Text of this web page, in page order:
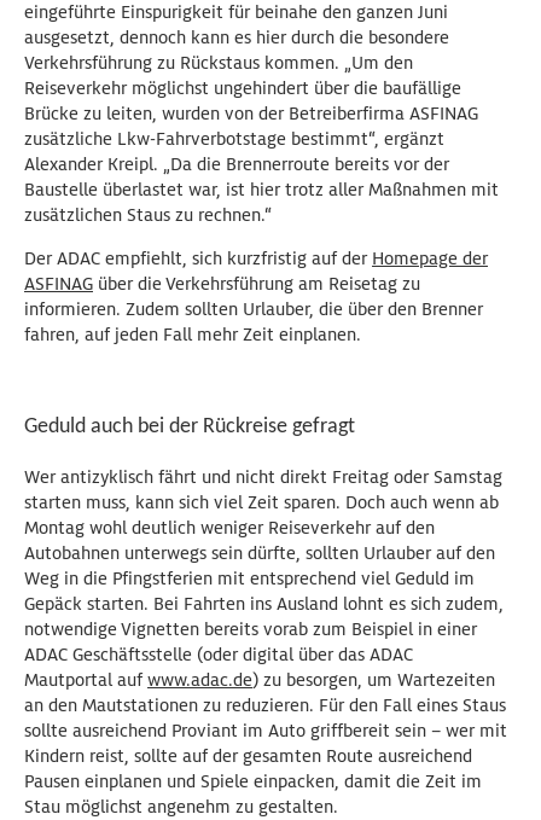
eingeführte Einspurigkeit für beinahe den ganzen Juni
ausgesetzt, dennoch kann es hier durch die besondere
Verkehrsführung zu Rückstaus kommen. „Um den
Reiseverkehr möglichst ungehindert über die baufällige
Brücke zu leiten, wurden von der Betreiberfirma ASFINAG
zusätzliche Lkw-Fahrverbotstage bestimmt“, ergänzt
Alexander Kreipl. „Da die Brennerroute bereits vor der
Baustelle überlastet war, ist hier trotz aller Maßnahmen mit
zusätzlichen Staus zu rechnen.“
Der ADAC empfiehlt, sich kurzfristig auf der Homepage der
ASFINAG über die Verkehrsführung am Reisetag zu
informieren. Zudem sollten Urlauber, die über den Brenner
fahren, auf jeden Fall mehr Zeit einplanen.
Geduld auch bei der Rückreise gefragt
Wer antizyklisch fährt und nicht direkt Freitag oder Samstag
starten muss, kann sich viel Zeit sparen. Doch auch wenn ab
Montag wohl deutlich weniger Reiseverkehr auf den
Autobahnen unterwegs sein dürfte, sollten Urlauber auf den
Weg in die Pfingstferien mit entsprechend viel Geduld im
Gepäck starten. Bei Fahrten ins Ausland lohnt es sich zudem,
notwendige Vignetten bereits vorab zum Beispiel in einer
ADAC Geschäftsstelle (oder digital über das ADAC
Mautportal aufwww.adac.de) zu besorgen, um Wartezeiten
an den Mautstationen zu reduzieren. Für den Fall eines Staus
sollte ausreichend Proviant im Auto griffbereit sein – wer mit
Kindern reist, sollte auf der gesamten Route ausreichend
Pausen einplanen und Spiele einpacken, damit die Zeit im
Stau möglichst angenehm zu gestalten.